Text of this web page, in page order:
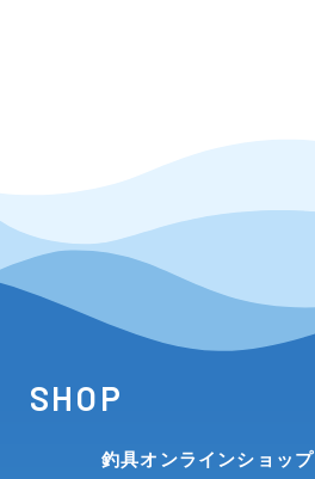
SHOP
釣具オンラインショップ